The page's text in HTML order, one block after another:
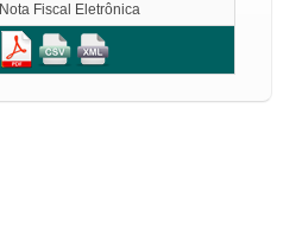
Nota Fiscal Eletrônica